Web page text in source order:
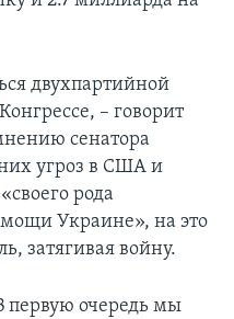
двухпартийной
– говорит
сенатора
угроз в США и
рода
Украине», на это
затягивая войну.
первую очередь мы